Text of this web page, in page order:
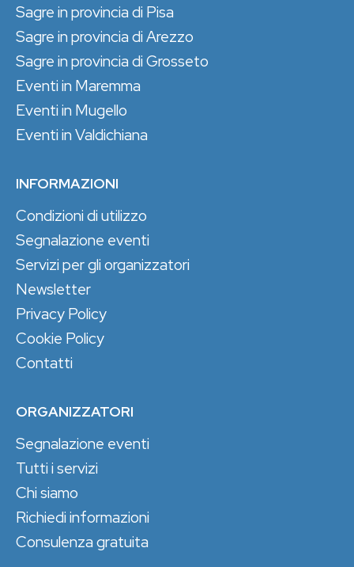
Sagre in provincia di Pisa
Sagre in provincia di Arezzo
Sagre in provincia di Grosseto
Eventi in Maremma
Eventi in Mugello
Eventi in Valdichiana
INFORMAZIONI
Condizioni di utilizzo
Segnalazione eventi
Servizi per gli organizzatori
Newsletter
Privacy Policy
Cookie Policy
Contatti
ORGANIZZATORI
Segnalazione eventi
Tutti i servizi
Chi siamo
Richiedi informazioni
Consulenza gratuita